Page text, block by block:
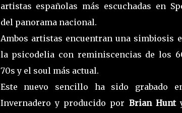
artistas españolas más escuchadas en
del panorama nacional.
Ambos artistas encuentran una simbiosis
la psicodelia con reminiscencias de los
70s y el soul más actual.
Este nuevo sencillo ha sido grabado
Invernadero y producido por Brian Hunt